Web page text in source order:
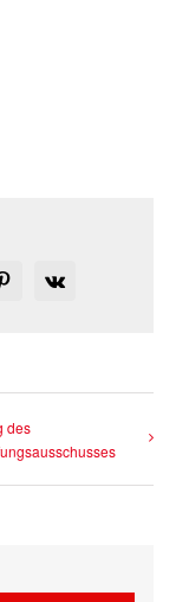
Pinterest
Vk
des